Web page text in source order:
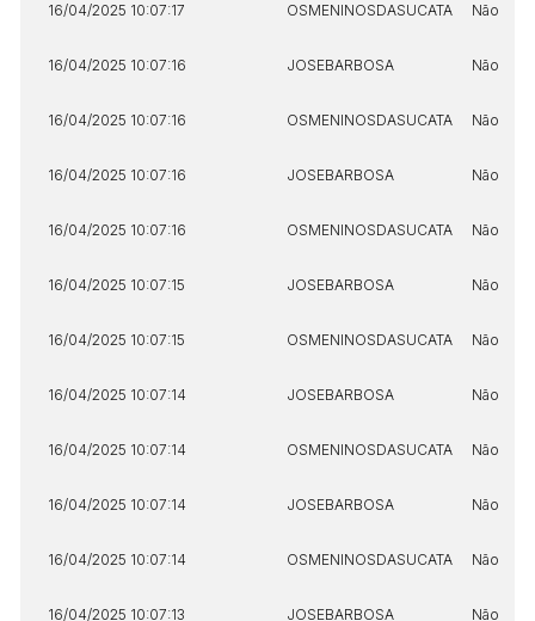
16/04/2025 10:07:17 OSMENINOSDASUCATA Não
16/04/2025 10:07:16 JOSEBARBOSA Não
16/04/2025 10:07:16 OSMENINOSDASUCATA Não
16/04/2025 10:07:16 JOSEBARBOSA Não
16/04/2025 10:07:16 OSMENINOSDASUCATA Não
16/04/2025 10:07:15 JOSEBARBOSA Não
16/04/2025 10:07:15 OSMENINOSDASUCATA Não
16/04/2025 10:07:14 JOSEBARBOSA Não
16/04/2025 10:07:14 OSMENINOSDASUCATA Não
16/04/2025 10:07:14 JOSEBARBOSA Não
16/04/2025 10:07:14 OSMENINOSDASUCATA Não
16/04/2025 10:07:13 JOSEBARBOSA Não
Envie sua Proposta
Histórico de Propostas
propostas